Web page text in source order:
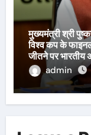
मुख्यमंत्री श्री
विश्व कप के
जीतने पर भारतीय
शुभकामनाएँ दी हैं।
admin